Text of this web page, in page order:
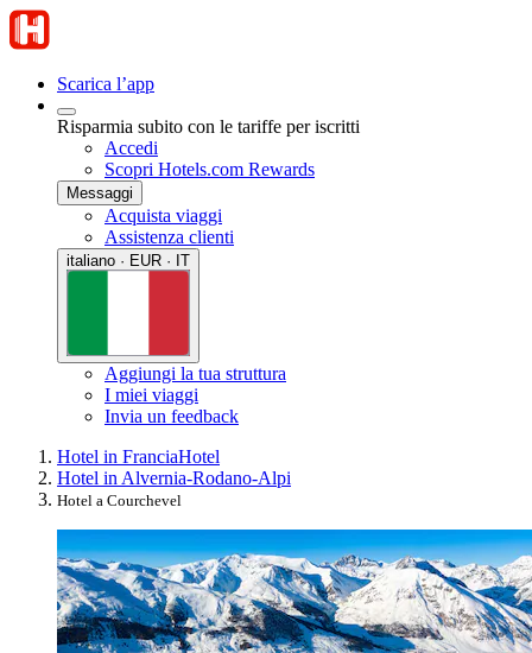
Scarica l’app
Risparmia subito con le tariffe per iscritti
Accedi
Scopri Hotels.com Rewards
Messaggi
Acquista viaggi
Assistenza clienti
italiano · EUR · IT
Aggiungi la tua struttura
I miei viaggi
Invia un feedback
Hotel in FranciaHotel
Hotel in Alvernia-Rodano-Alpi
Hotel a Courchevel